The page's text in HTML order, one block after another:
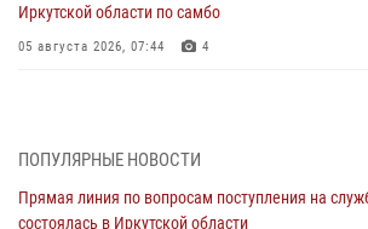
Иркутской области по самбо
05 августа 2026, 07:44 4
04 августа 2026, 07:14 3
Росгвардейцы потушили загоревшийся
ПОПУЛЯРНЫЕ НОВОСТИ
Прямая линия по вопросам поступления на
состоялась в Иркутской области